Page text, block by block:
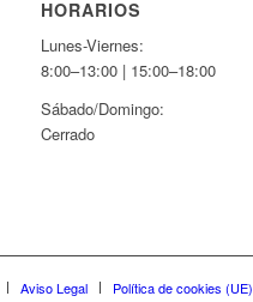
HORARIOS
Lunes-Viernes:
8:00–13:00 | 15:00–18:00
Sábado/Domingo:
Cerrado
Aviso Legal Política de cookies (UE)